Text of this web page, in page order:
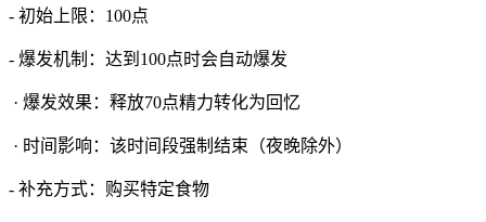
- 初始上限：100点
- 爆发机制：达到100点时会自动爆发
· 爆发效果：释放70点精力转化为回忆
· 时间影响：该时间段强制结束（夜晚除外）
- 补充方式：购买特定食物